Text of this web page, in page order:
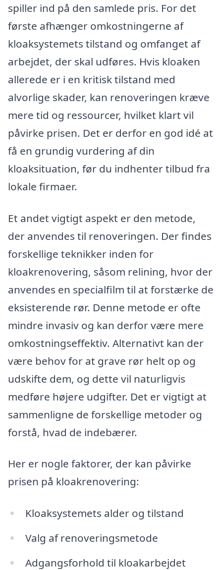
spiller ind på den samlede pris. For det
første afhænger omkostningerne af
kloaksystemets tilstand og omfanget af
arbejdet, der skal udføres. Hvis kloaken
allerede er i en kritisk tilstand med
alvorlige skader, kan renoveringen kræve
mere tid og ressourcer, hvilket klart vil
påvirke prisen. Det er derfor en god idé at
få en grundig vurdering af din
kloaksituation, før du indhenter tilbud fra
lokale firmaer.
Et andet vigtigt aspekt er den metode,
der anvendes til renoveringen. Der findes
forskellige teknikker inden for
kloakrenovering, såsom relining, hvor der
anvendes en specialfilm til at forstærke de
eksisterende rør. Denne metode er ofte
mindre invasiv og kan derfor være mere
omkostningseffektiv. Alternativt kan der
være behov for at grave rør helt op og
udskifte dem, og dette vil naturligvis
medføre højere udgifter. Det er vigtigt at
sammenligne de forskellige metoder og
forstå, hvad de indebærer.
Her er nogle faktorer, der kan påvirke
prisen på kloakrenovering:
Kloaksystemets alder og tilstand
Valg af renoveringsmetode
Adgangsforhold til kloakarbejdet